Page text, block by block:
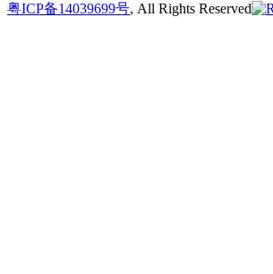
粤ICP备14039699号, All Rights Reserved